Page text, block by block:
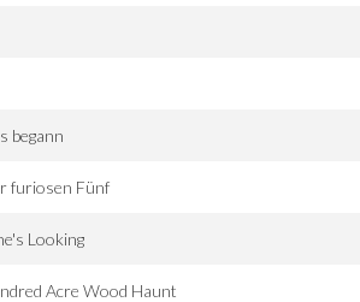
begann
furiosen Fünf
Looking
Acre Wood Haunt